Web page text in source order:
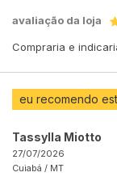
avaliação da loja
Compraria e
eu recomendo
Tassylla Miotto
27/07/2026
Cuiabá / MT